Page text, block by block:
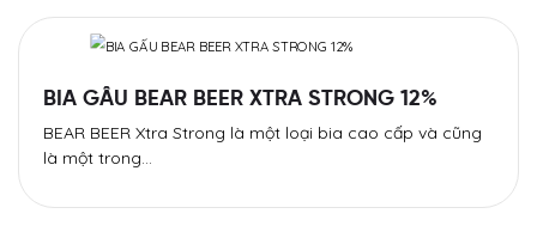
BIA GẤU BEAR BEER XTRA STRONG 12%
BEAR BEER Xtra Strong là một loại bia cao cấp và cũng
là một trong…